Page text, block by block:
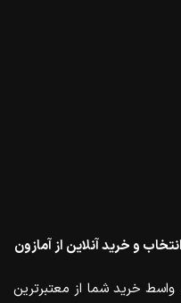
و خرید آنلاین از آمازون
واسط خرید شما از معتبرترین